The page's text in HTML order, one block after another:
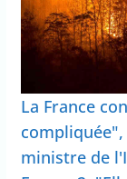
La France
ministre de